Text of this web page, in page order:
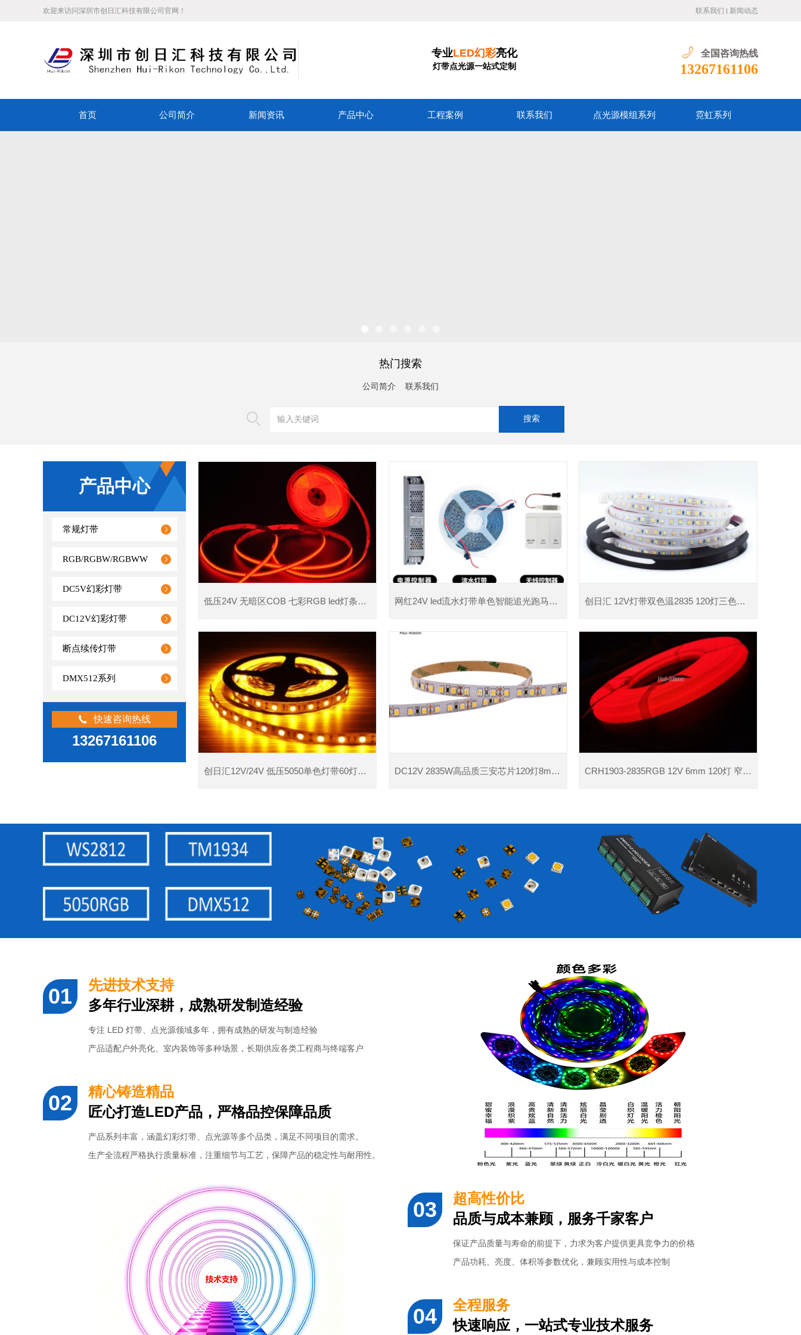
欢迎来访问深圳市创日汇科技有限公司官网！ 联系我们 新闻动态
专业LED幻彩亮化
灯带点光源一站式定制
全国咨询热线
13267161106
首页 公司简介 新闻资讯 产品中心 工程案例 联系我们 点光源模组系列 霓虹系列
热门搜索
公司简介 联系我们
产品中心
常规灯带
RGB/RGBW/RGBWW
DC5V幻彩灯带
DC12V幻彩灯带
断点续传灯带
DMX512系列
快速咨询热线
13267161106
查看详情
低压24V 无暗区COB 七彩RGB led灯条，家居书桌 橱柜 衣柜装饰LED灯带
查看详情
网红24V led流水灯带单色智能追光跑马铝槽自粘灯条家居婚庆氛围装饰
查看详情
创日汇 12V灯带双色温2835 120灯三色可调光变色软灯条
创日汇12V/24V 低压5050单色灯带60灯每米高亮自粘软灯条 家居装修灯带
查看详情
DC12V 2835W高品质三安芯片120灯8mm定制功率SMD2835软灯带
查看详情
CRH1903-2835RGB 12V 6mm 120灯 窄版游艺设备软灯条
先进技术支持
多年行业深耕，成熟研发制造经验
专注 LED 灯带、点光源领域多年，拥有成熟的研发与制造经验
产品适配户外亮化、室内装饰等多种场景，长期供应各类工程商与终端客户
精心铸造精品
匠心打造LED产品，严格品控保障品质
产品系列丰富，涵盖幻彩灯带、点光源等多个品类，满足不同项目的需求。
生产全流程严格执行质量标准，注重细节与工艺，保障产品的稳定性与耐用性。
超高性价比
品质与成本兼顾，服务千家客户
保证产品质量与寿命的前提下，力求为客户提供更具竞争力的价格
产品功耗、亮度、体积等参数优化，兼顾实用性与成本控制
全程服务
快速响应，一站式专业技术服务